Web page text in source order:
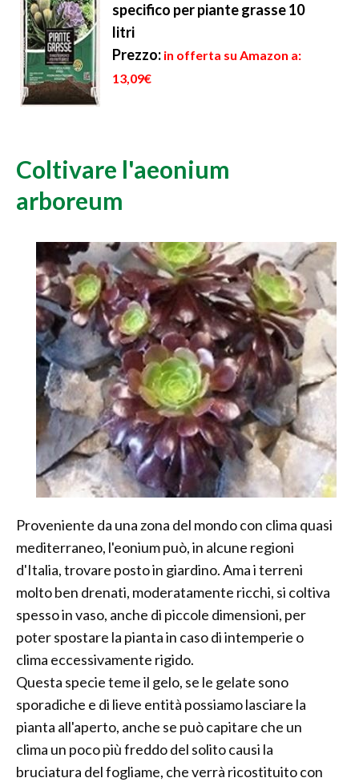
specifico per piante grasse 10
litri
Prezzo: in offerta su Amazon a:
13,09€
Coltivare l'aeonium
arboreum
Proveniente da una zona del mondo con clima quasi
mediterraneo, l'eonium può, in alcune regioni
d'Italia, trovare posto in giardino. Ama i terreni
molto ben drenati, moderatamente ricchi, si coltiva
spesso in vaso, anche di piccole dimensioni, per
poter spostare la pianta in caso di intemperie o
clima eccessivamente rigido.
Questa specie teme il gelo, se le gelate sono
sporadiche e di lieve entità possiamo lasciare la
pianta all'aperto, anche se può capitare che un
clima un poco più freddo del solito causi la
bruciatura del fogliame, che verrà ricostituito con